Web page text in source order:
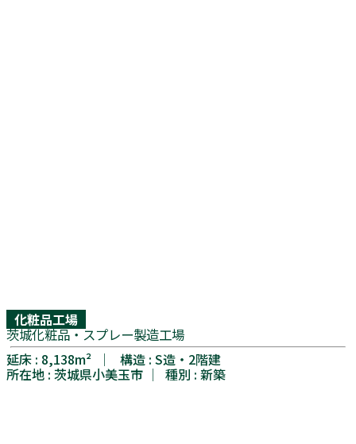
化粧品⼯場
茨城化粧品・スプレー製造工場
延床 : 8,138m² │ 構造 : S造・2階建
所在地 : 茨城県小美玉市 │ 種別 : 新築